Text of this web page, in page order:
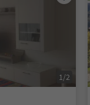
1/2